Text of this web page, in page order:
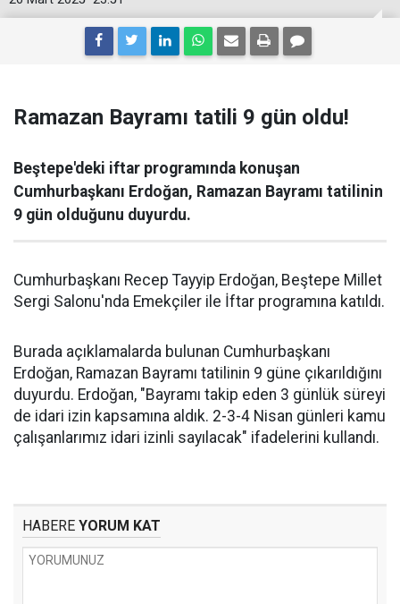
Ramazan Bayramı tatili 9 gün oldu!
Beştepe'deki iftar programında konuşan
Cumhurbaşkanı Erdoğan, Ramazan Bayramı tatilinin
9 gün olduğunu duyurdu.
Cumhurbaşkanı Recep Tayyip Erdoğan, Beştepe Millet
Sergi Salonu'nda Emekçiler ile İftar programına katıldı.
Burada açıklamalarda bulunan Cumhurbaşkanı
Erdoğan, Ramazan Bayramı tatilinin 9 güne çıkarıldığını
duyurdu. Erdoğan, "Bayramı takip eden 3 günlük süreyi
de idari izin kapsamına aldık. 2-3-4 Nisan günleri kamu
çalışanlarımız idari izinli sayılacak" ifadelerini kullandı.
HABERE YORUM KAT